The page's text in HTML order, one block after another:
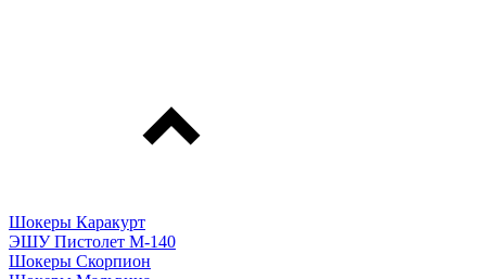
Шокеры Каракурт
ЭШУ Пистолет М-140
Шокеры Скорпион